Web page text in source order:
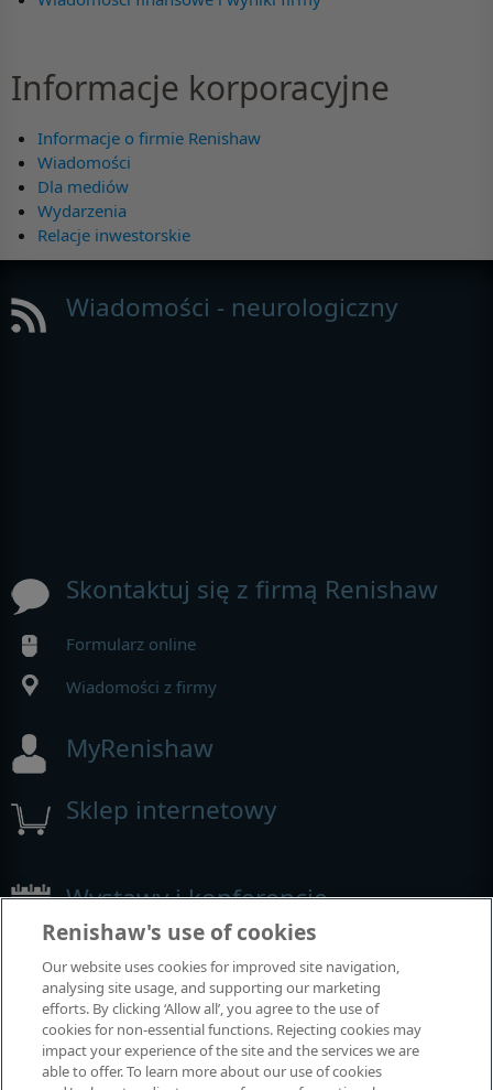
Informacje korporacyjne
Informacje o firmie Renishaw
Wiadomości
Dla mediów
Wydarzenia
Relacje inwestorskie
Wiadomości - neurologiczny
Skontaktuj się z firmą Renishaw
Formularz online
Wiadomości z firmy
MyRenishaw
Sklep internetowy
Wystawy i konferencje
Renishaw's use of cookies
Our website uses cookies for improved site navigation,
analysing site usage, and supporting our marketing
efforts. By clicking ‘Allow all’, you agree to the use of
cookies for non-essential functions. Rejecting cookies may
impact your experience of the site and the services we are
able to offer. To learn more about our use of cookies